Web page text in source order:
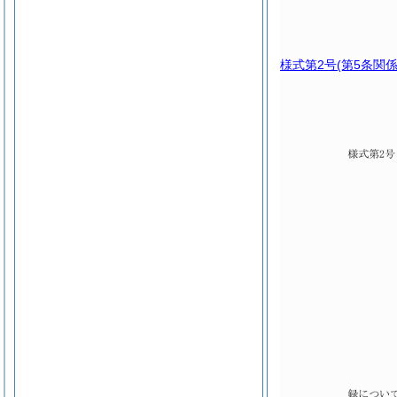
様式第2号(第5条関